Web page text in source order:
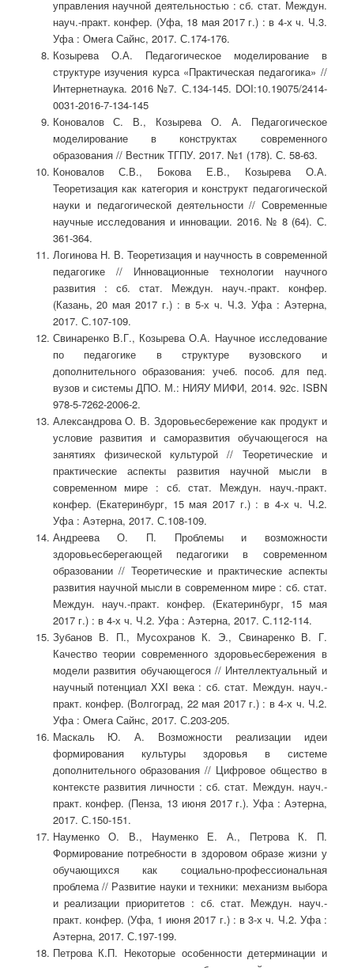
управления научной деятельностью : сб. стат. Междун.
науч.-практ. конфер. (Уфа, 18 мая 2017 г.) : в 4-х ч. Ч.3.
Уфа : Омега Сайнс, 2017. С.174-176.
Козырева О.А. Педагогическое моделирование в
структуре изучения курса «Практическая педагогика» //
Интернетнаука. 2016 №7. С.134-145. DOI:10.19075/2414-
0031-2016-7-134-145
Коновалов С. В., Козырева О. А. Педагогическое
моделирование в конструктах современного
образования // Вестник ТГПУ. 2017. №1 (178). С. 58-63.
Коновалов С.В., Бокова Е.В., Козырева О.А.
Теоретизация как категория и конструкт педагогической
науки и педагогической деятельности // Современные
научные исследования и инновации. 2016. № 8 (64). С.
361-364.
Логинова Н. В. Теоретизация и научность в современной
педагогике // Инновационные технологии научного
развития : сб. стат. Междун. науч.-практ. конфер.
(Казань, 20 мая 2017 г.) : в 5-х ч. Ч.3. Уфа : Аэтерна,
2017. С.107-109.
Свинаренко В.Г., Козырева О.А. Научное исследование
по педагогике в структуре вузовского и
дополнительного образования: учеб. пособ. для пед.
вузов и системы ДПО. М.: НИЯУ МИФИ, 2014. 92с. ISBN
978-5-7262-2006-2.
Александрова О. В. Здоровьесбережение как продукт и
условие развития и саморазвития обучающегося на
занятиях физической культурой // Теоретические и
практические аспекты развития научной мысли в
современном мире : сб. стат. Междун. науч.-практ.
конфер. (Екатеринбург, 15 мая 2017 г.) : в 4-х ч. Ч.2.
Уфа : Аэтерна, 2017. С.108-109.
Андреева О. П. Проблемы и возможности
здоровьесберегающей педагогики в современном
образовании // Теоретические и практические аспекты
развития научной мысли в современном мире : сб. стат.
Междун. науч.-практ. конфер. (Екатеринбург, 15 мая
2017 г.) : в 4-х ч. Ч.2. Уфа : Аэтерна, 2017. С.112-114.
Зубанов В. П., Мусохранов К. Э., Свинаренко В. Г.
Качество теории современного здоровьесбережения в
модели развития обучающегося // Интеллектуальный и
научный потенциал XXI века : сб. стат. Междун. науч.-
практ. конфер. (Волгоград, 22 мая 2017 г.) : в 4-х ч. Ч.2.
Уфа : Омега Сайнс, 2017. С.203-205.
Маскаль Ю. А. Возможности реализации идеи
формирования культуры здоровья в системе
дополнительного образования // Цифровое общество в
контексте развития личности : сб. стат. Междун. науч.-
практ. конфер. (Пенза, 13 июня 2017 г.). Уфа : Аэтерна,
2017. С.150-151.
Науменко О. В., Науменко Е. А., Петрова К. П.
Формирование потребности в здоровом образе жизни у
обучающихся как социально-профессиональная
проблема // Развитие науки и техники: механизм выбора
и реализации приоритетов : сб. стат. Междун. науч.-
практ. конфер. (Уфа, 1 июня 2017 г.) : в 3-х ч. Ч.2. Уфа :
Аэтерна, 2017. С.197-199.
Петрова К.П. Некоторые особенности детерминации и